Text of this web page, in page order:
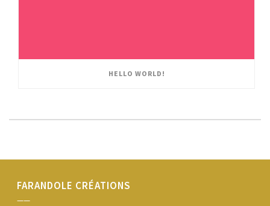
HELLO WORLD!
FARANDOLE CRÉATIONS
——